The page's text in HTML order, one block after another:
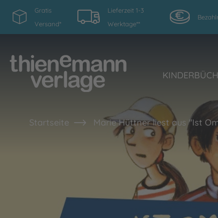
Gratis
Versand*
Lieferzeit 1-3
Werktage**
Startseite Marie Hüttner liest aus "Ist